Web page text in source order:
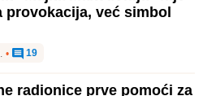
provokacija, već simbol
• 19
radionice prve pomoći za